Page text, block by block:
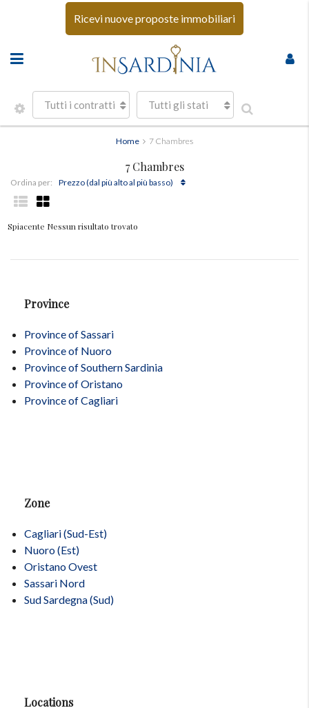
Ricevi nuove proposte immobiliari
Tutti i contratti Tutti gli stati
Home 7 Chambres
7 Chambres
Ordina per: Prezzo (dal più alto al più basso)
Spiacente Nessun risultato trovato
Province
Province of Sassari
Province of Nuoro
Province of Southern Sardinia
Province of Oristano
Province of Cagliari
Zone
Cagliari (Sud-Est)
Nuoro (Est)
Oristano Ovest
Sassari Nord
Sud Sardegna (Sud)
Locations